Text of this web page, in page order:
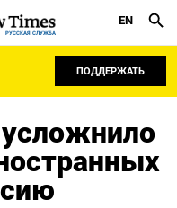
РУССКАЯ СЛУЖБА
EN
ПОДДЕРЖАТЬ